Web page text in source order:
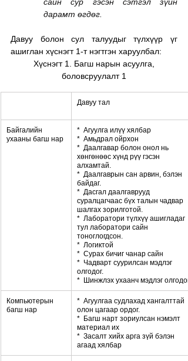
сайн сур гэсэн сэтгэл зүйн
дарамт өгдөг.
Давуу болон сул талуудыг түлхүүр үг
ашиглан хүснэгт 1-т нэгтгэн харуулбал:
Хүснэгт 1. Багш нарын асуулга,
боловсруулалт 1
Давуу тал
Байгалийн
ухааны багш нар
*  Агуулга илүү хялбар
*  Амьдрал ойрхон
*  Даалгавар болон онол нь
хөнгөнөөс хүнд рүү гэсэн
алхамтай.
*  Даалгаврын сан арвин, бэлэн
байдаг.
*  Дасгал даалгаврууд
суралцагчаас бүх талын чадвар
шалгах зорилготой.
*  Лаборатори түлхүү ашигладаг
тул лаборатори сайн
тоноглогдсон.
*  Логиктой
*  Сурах бичиг чанар сайн
*  Чадварт суурилсан мэдлэг
олгодог.
*  Шинжлэх ухаанч мэдлэг олгодог.
Компьютерын
багш нар
*  Агуулгаа судлахад хангалттай
олон цагаар ордог.
*  Багш нарт зориулсан нэмэлт
материал их
*  Засалт хийх арга зүй бэлэн
агаад хялбар